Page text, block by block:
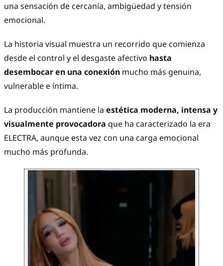
una sensación de cercanía, ambigüedad y tensión
emocional.
La historia visual muestra un recorrido que comienza
desde el control y el desgaste afectivo hasta
desembocar en una conexión mucho más genuina,
vulnerable e íntima.
La producción mantiene la estética moderna, intensa y
visualmente provocadora que ha caracterizado la era
ELECTRA, aunque esta vez con una carga emocional
mucho más profunda.